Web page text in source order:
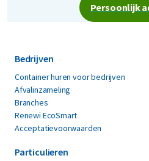
Persoonlijk
Bedrijven
Container huren voor bedrijven
Afvalinzameling
Branches
Renewi EcoSmart
Acceptatievoorwaarden
Particulieren